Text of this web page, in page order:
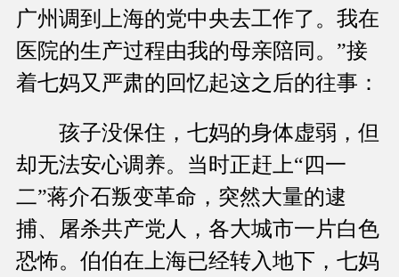
广州调到上海的党中央去工作了。我在
医院的生产过程由我的母亲陪同。”接
着七妈又严肃的回忆起这之后的往事：
孩子没保住，七妈的身体虚弱，但
却无法安心调养。当时正赶上“四一
二”蒋介石叛变革命，突然大量的逮
捕、屠杀共产党人，各大城市一片白色
恐怖。伯伯在上海已经转入地下，七妈